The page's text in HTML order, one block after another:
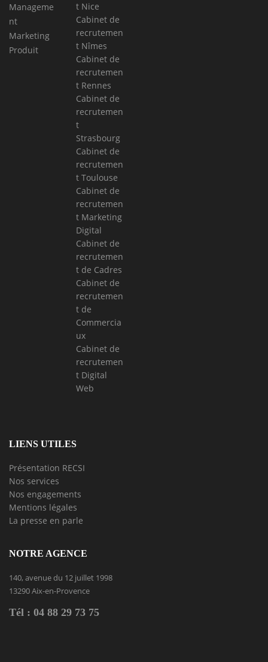
Manageme
nt
Marketing
Produit
t Nice
Cabinet de
recrutemen
t Nîmes
Cabinet de
recrutemen
t Rennes
Cabinet de
recrutemen
t
Strasbourg
Cabinet de
recrutemen
t Toulouse
Cabinet de
recrutemen
t Marketing
Digital
Cabinet de
recrutemen
t de Cadres
Cabinet de
recrutemen
t de
Commercia
ux
Cabinet de
recrutemen
t Digital
Web
LIENS UTILES
Présentation RECSI
Nos services
Nos engagements
Mentions légales
La presse en parle
NOTRE AGENCE
140, avenue du 12 juillet 1998
13290 Aix-en-Provence
Tél : 04 88 29 73 75